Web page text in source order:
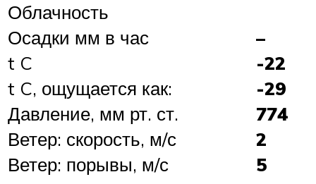
Облачность
Осадки мм в час
–
t C
-22
t C, ощущается как:
-29
Давление, мм рт. ст.
774
Ветер: скорость, м/с
2
Ветер: порывы, м/с
5